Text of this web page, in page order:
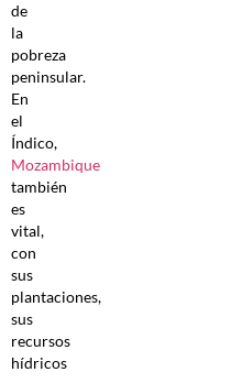
de
la
pobreza
peninsular.
En
el
Índico,
Mozambique
también
es
vital,
con
sus
plantaciones,
sus
recursos
hídricos